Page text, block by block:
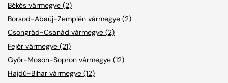
Békés vármegye (2)
Borsod-Abaúj-Zemplén vármegye (2)
Csongrád-Csanád vármegye (2)
Fejér vármegye (21)
Győr-Moson-Sopron vármegye (12)
Hajdú-Bihar vármegye (12)